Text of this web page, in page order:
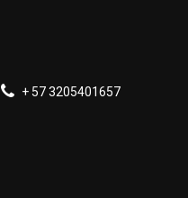
+ 57 3205401657